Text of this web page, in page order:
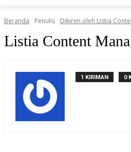
Beranda Penulis Dikirim oleh Listia
Listia Content
1 KIRIMAN 0